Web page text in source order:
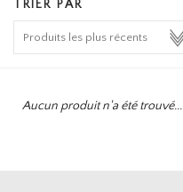
HOMEWARE
TRIER PAR
Aucun produit n'a été trouvé...